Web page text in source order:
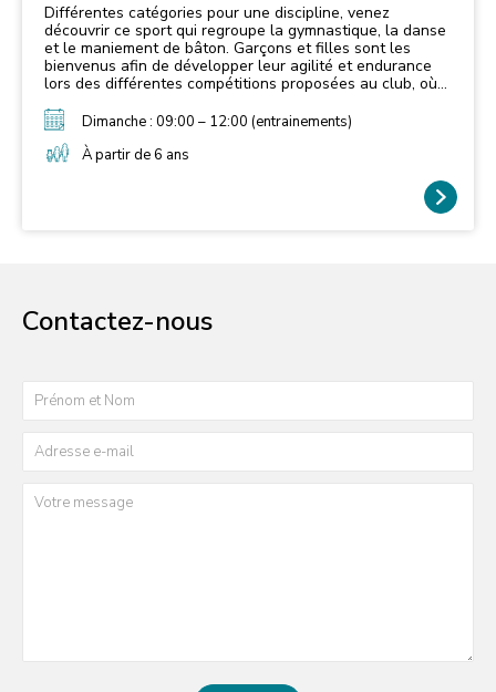
Différentes catégories pour une discipline, venez
découvrir ce sport qui regroupe la gymnastique, la danse
et le maniement de bâton. Garçons et filles sont les
bienvenus afin de développer leur agilité et endurance
lors des différentes compétitions proposées au club, où
artistiques.Dimanche : 09:00 – 12:00 (entrainements)
À partir de 6 ans
Contactez-nous